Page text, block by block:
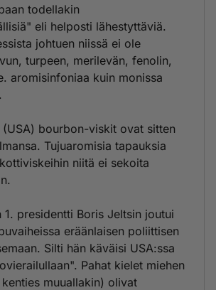
todellakin
eli helposti lähestyttäviä.
johtuen niissä ei ole
turpeen, merilevän, fenolin,
aromisinfoniaa kuin monissa
bourbon-viskit ovat sitten
Tujuaromisia tapauksia
niitä ei sekoita
1. presidentti Boris Jeltsin joutui
eräänlaisen poliittisen
Silti hän käväisi USA:ssa
Pahat kielet miehen
muuallakin) olivat